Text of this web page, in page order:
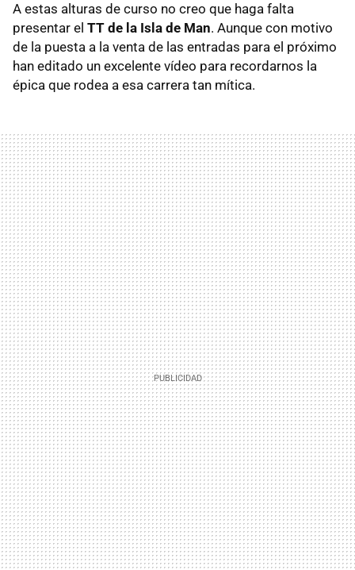
A estas alturas de curso no creo que haga falta
presentar el TT de la Isla de Man. Aunque con motivo
de la puesta a la venta de las entradas para el próximo
han editado un excelente vídeo para recordarnos la
épica que rodea a esa carrera tan mítica.